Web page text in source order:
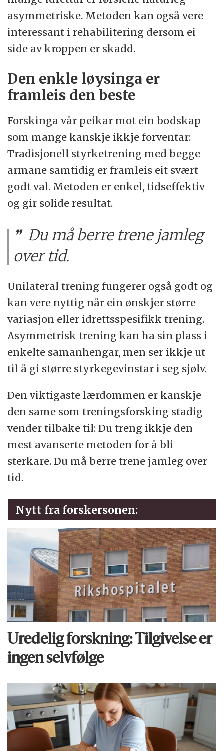
asymmetriske. Metoden kan også vere
interessant i rehabilitering dersom ei
side av kroppen er skadd.
Den enkle løysinga er
framleis den beste
Forskinga vår peikar mot ein bodskap
som mange kanskje ikkje forventar:
Tradisjonell styrketrening med begge
armane samtidig er framleis eit svært
godt val. Metoden er enkel, tidseffektiv
og gir solide resultat.
Du må berre trene jamleg
over tid.
Unilateral trening fungerer også godt og
kan vere nyttig når ein ønskjer større
variasjon eller idrettsspesifikk trening.
Asymmetrisk trening kan ha sin plass i
enkelte samanhengar, men ser ikkje ut
til å gi større styrkegevinstar i seg sjølv.
Den viktigaste lærdommen er kanskje
den same som treningsforsking stadig
vender tilbake til: Du treng ikkje den
mest avanserte metoden for å bli
sterkare. Du må berre trene jamleg over
tid.
Nytt fra forskersonen:
Uredelig forskning: Tilgivelse er
ingen selvfølge